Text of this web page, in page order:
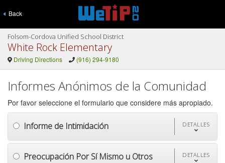
Back
Folsom-Cordova Unified School District
White Rock Elementary
Driving Directions (916) 294-9180
Informes Anónimos de la Comunidad
Por favor seleccione el formulario que considere más apropiado.
Informe de Intimidación DETALLES
Preocupación Por Sí Mismo u Otros DETALLES